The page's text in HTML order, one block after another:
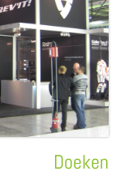
Doeken